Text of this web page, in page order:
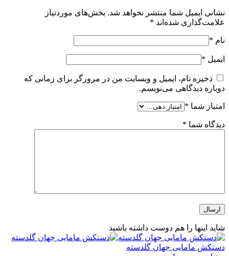
نشانی ایمیل شما منتشر نخواهد شد. بخش‌های موردنیاز
علامت‌گذاری شده‌اند *
نام *
ایمیل *
ذخیره نام، ایمیل و وبسایت من در مرورگر برای زمانی که
دوباره دیدگاهی می‌نویسم.
امتیاز شما *
دیدگاه شما *
شاید اینها را هم دوست داشته باشید
دستکش مامایی جهان گلدسته